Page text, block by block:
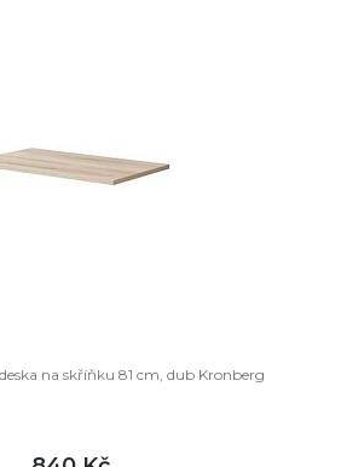
na skříňku 81 cm, dub Kronberg